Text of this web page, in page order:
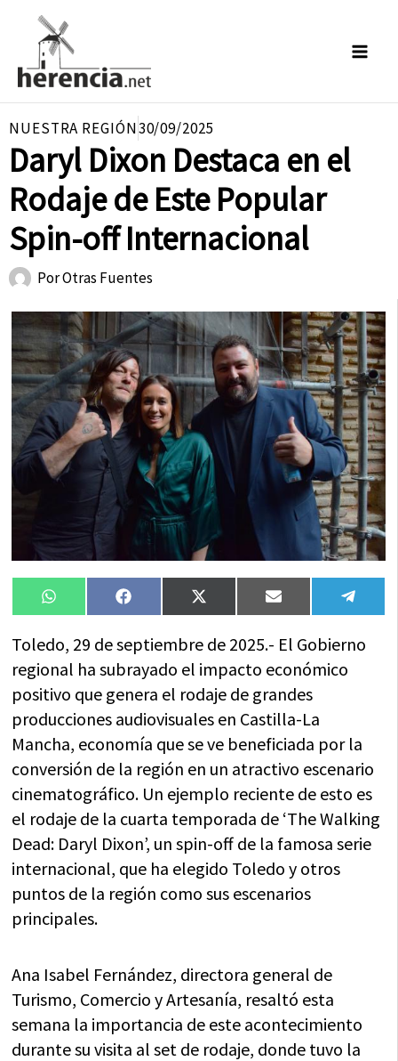
contenido
NUESTRA REGIÓN30/09/2025
Daryl Dixon Destaca en el
Rodaje de Este Popular
Spin-off Internacional
PorOtras Fuentes
Compartir
en
WhatsAppCompartir
en
FacebookCompartir
en
X
(Twitter)
Compartir
en
Email
en
Toledo, 29 de septiembre de 2025.- El Gobierno
regional ha subrayado el impacto económico
positivo que genera el rodaje de grandes
producciones audiovisuales en Castilla-La
Mancha, economía que se ve beneficiada por la
conversión de la región en un atractivo escenario
cinematográfico. Un ejemplo reciente de esto es
el rodaje de la cuarta temporada de ‘The Walking
Dead: Daryl Dixon’, un spin-off de la famosa serie
internacional, que ha elegido Toledo y otros
puntos de la región como sus escenarios
principales.
Ana Isabel Fernández, directora general de
Turismo, Comercio y Artesanía, resaltó esta
semana la importancia de este acontecimiento
durante su visita al set de rodaje, donde tuvo la